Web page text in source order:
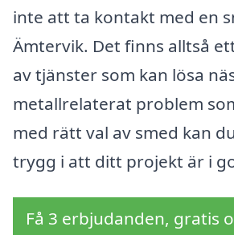
inte att ta kontakt med en
Ämtervik. Det finns alltså
av tjänster som kan lösa
metallrelaterat problem
med rätt val av smed kan
trygg i att ditt projekt är i
Få 3 erbjudanden, gratis